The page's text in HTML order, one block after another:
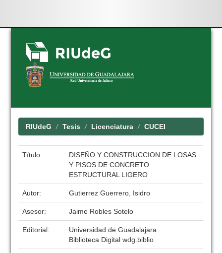
Skip
navigation
RIUdeG Tesis Licenciatura CUCEI
Título:
DISEÑO Y CONSTRUCCION DE LOSAS
Y PISOS DE CONCRETO
ESTRUCTURAL LIGERO
Autor: Gutierrez Guerrero, Isidro
Asesor: Jaime Robles Sotelo
Editorial:
Universidad de Guadalajara
Biblioteca Digital wdg.biblio